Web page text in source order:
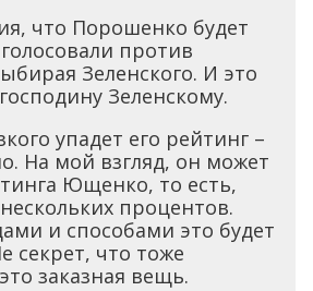
что Порошенко будет
против
Зеленского. И это
Зеленскому.
упадет его рейтинг –
На мой взгляд, он может
Ющенко, то есть,
процентов.
и способами это будет
секрет, что тоже
заказная вещь.